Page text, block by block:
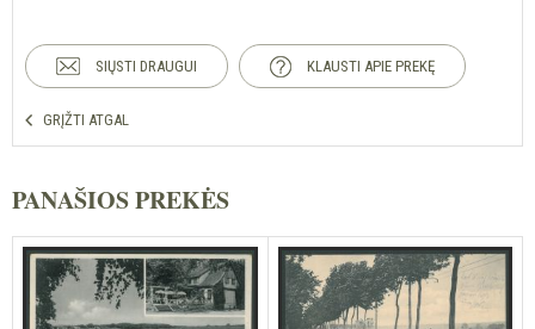
SIŲSTI DRAUGUI KLAUSTI APIE PREKĘ
GRĮŽTI ATGAL
PANAŠIOS PREKĖS